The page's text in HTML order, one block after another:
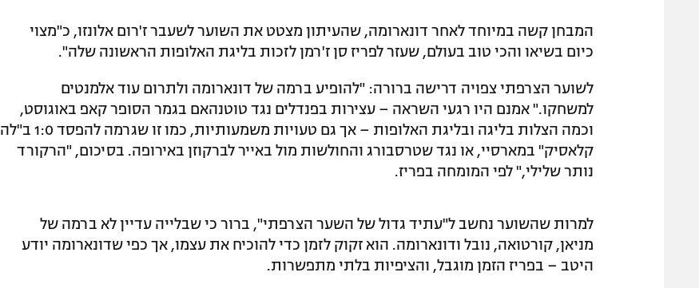
המבחן קשה במיוחד לאחר דונארומה, שהעיתון מצטט את השוער לשעבר ז'רום אלונזו, כ"מצוי
כיום בשיאו והכי טוב בעולם, שעזר לפריז סן ז'רמן לזכות בליגת האלופות הראשונה שלה".
לשוער הצרפתי צפויה דרישה ברורה: "להופיע ברמה של דונארומה ולתרום עוד אלמנטים
למשחקו." אמנם היו רגעי השראה – עצירות בפנדלים נגד טוטנהאם בגמר הסופר קאפ באוגוסט,
וכמה הצלות בליגה ובליגת האלופות – אך גם טעויות משמעותיות, כמו זו שגרמה להפסד 1:0 ב"לה
קלאסיק" במארסיי, או נגד שטרסבורג והחולשות מול באייר לברקוזן באירופה. בסיכום, "הרקורד
נותר שלילי," לפי המומחה בפריז.
למרות שהשוער נחשב ל"עתיד גדול של השער הצרפתי", ברור כי שבלייה עדיין לא ברמה של
מניאן, קורטואה, נובל ודונארומה. הוא זקוק לזמן כדי להוכיח את עצמו, אך כפי שדונארומה יודע
היטב – בפריז הזמן מוגבל, והציפיות בלתי מתפשרות.